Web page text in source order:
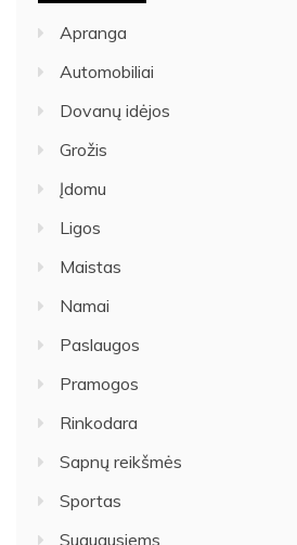
Apranga
Automobiliai
Dovanų idėjos
Grožis
Įdomu
Ligos
Maistas
Namai
Paslaugos
Pramogos
Rinkodara
Sapnų reikšmės
Sportas
Suaugusiems